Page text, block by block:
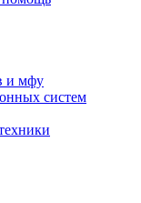
и мфу
систем